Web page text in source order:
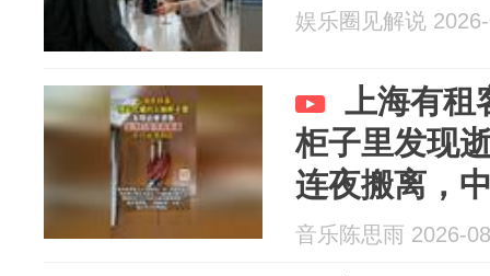
娱乐圈见解说
上海有租
柜子里发现
连夜搬离，
音乐陈思雨 2026-